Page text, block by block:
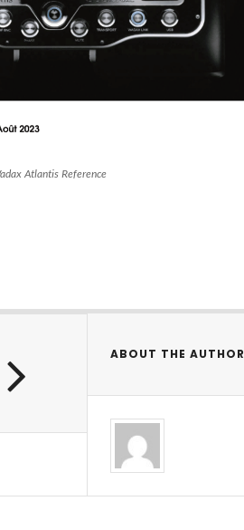
Atlantis Reference
ABOUT THE AUTHOR